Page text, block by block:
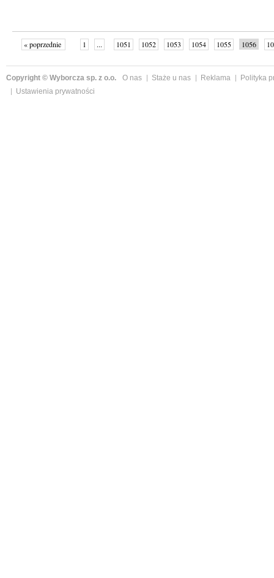
« poprzednie 1 ... 1051 1052 1053 1054 1055 1056
Copyright © Wyborcza sp. z o.o. O nas Staże u nas Reklama
Polityka
Ustawienia prywatności